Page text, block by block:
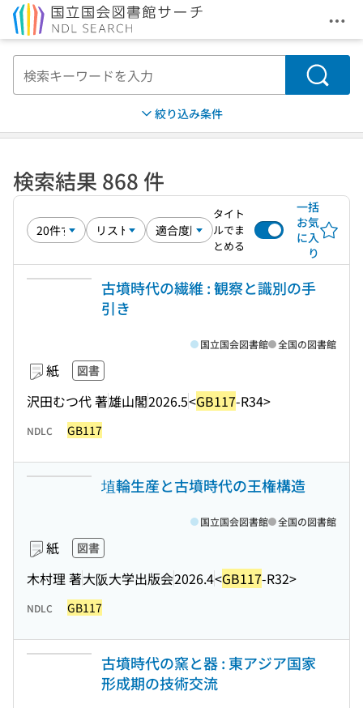
メ
検索
絞り込み条件
検索結果 868 件
タイト
ルでま
とめる
一括
お気
に入
り
古墳時代の繊維 : 観察と識別の手
引き
紙 図書
沢田むつ代 著雄山閣2026.5<GB117-R34>
国立国会図書館 全国の図書館
NDLC GB117
埴輪生産と古墳時代の王権構造
紙 図書
木村理 著大阪大学出版会2026.4<GB117-R32>
国立国会図書館 全国の図書館
NDLC GB117
古墳時代の窯と器 : 東アジア国家
形成期の技術交流